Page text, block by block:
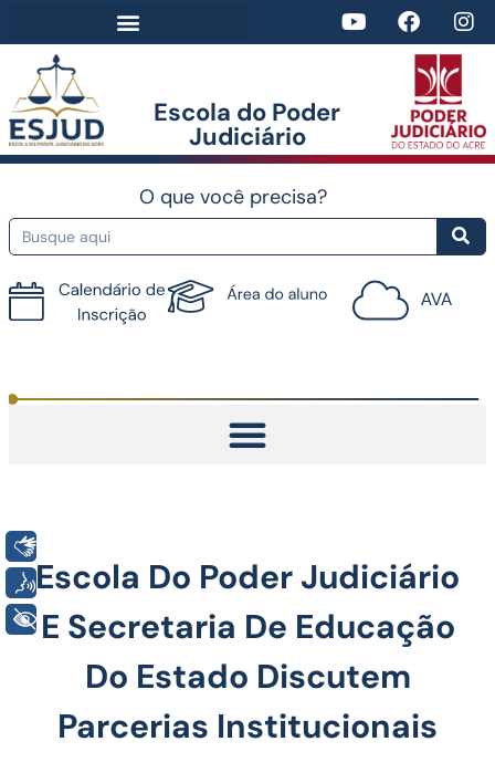
Escola do Poder
Judiciário​
O que você precisa?
Escola Do Poder Judiciário
E Secretaria De Educação
Do Estado Discutem
Parcerias Institucionais
Voz
+ Acessibilidade